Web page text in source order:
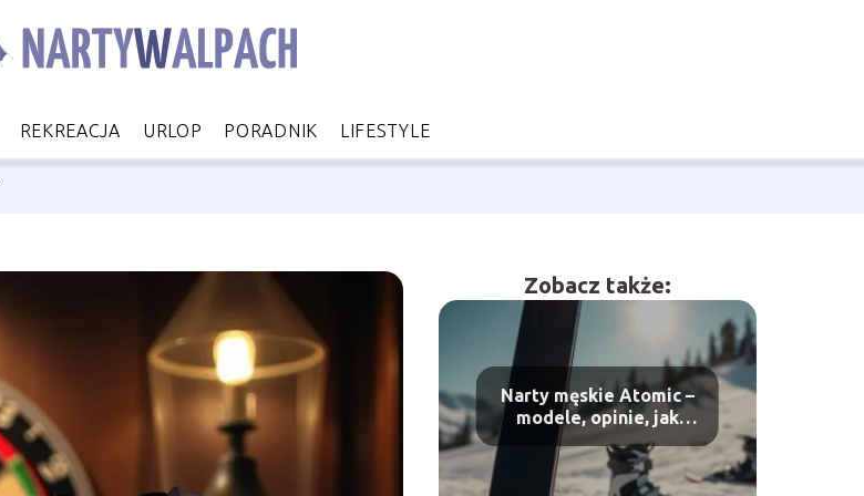
REKREACJA URLOP PORADNIK LIFESTYLE
Zobacz także:
Narty męskie Atomic –
modele, opinie, jak
wybrać